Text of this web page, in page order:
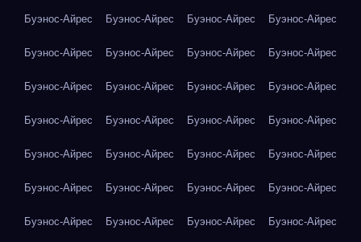
Буэнос-Айрес Буэнос-Айрес Буэнос-Айрес Буэнос-Айрес
Буэнос-Айрес Буэнос-Айрес Буэнос-Айрес Буэнос-Айрес
Буэнос-Айрес Буэнос-Айрес Буэнос-Айрес Буэнос-Айрес
Буэнос-Айрес Буэнос-Айрес Буэнос-Айрес Буэнос-Айрес
Буэнос-Айрес Буэнос-Айрес Буэнос-Айрес Буэнос-Айрес
Буэнос-Айрес Буэнос-Айрес Буэнос-Айрес Буэнос-Айрес
Буэнос-Айрес Буэнос-Айрес Буэнос-Айрес Буэнос-Айрес